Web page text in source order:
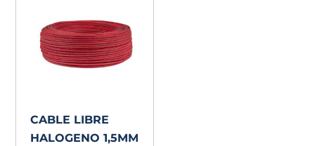
CABLE LIBRE
HALOGENO 1,5MM